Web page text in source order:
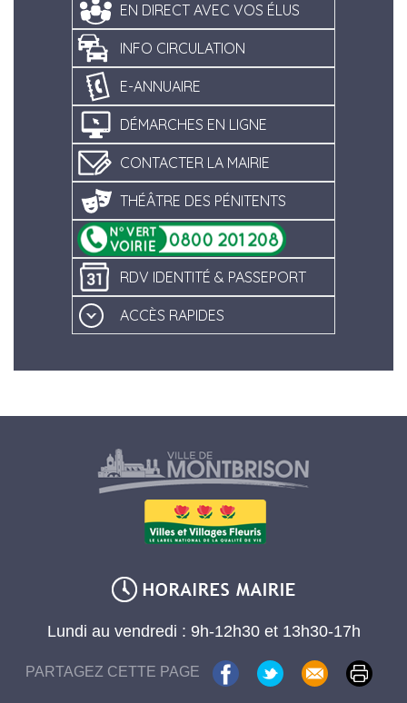
EN DIRECT AVEC VOS ÉLUS
INFO CIRCULATION
E-ANNUAIRE
DÉMARCHES EN LIGNE
CONTACTER LA MAIRIE
THÉÂTRE DES PÉNITENTS
RDV IDENTITÉ & PASSEPORT
ACCÈS RAPIDES
Lundi au vendredi : 9h-12h30 et 13h30-17h
PARTAGEZ CETTE PAGE